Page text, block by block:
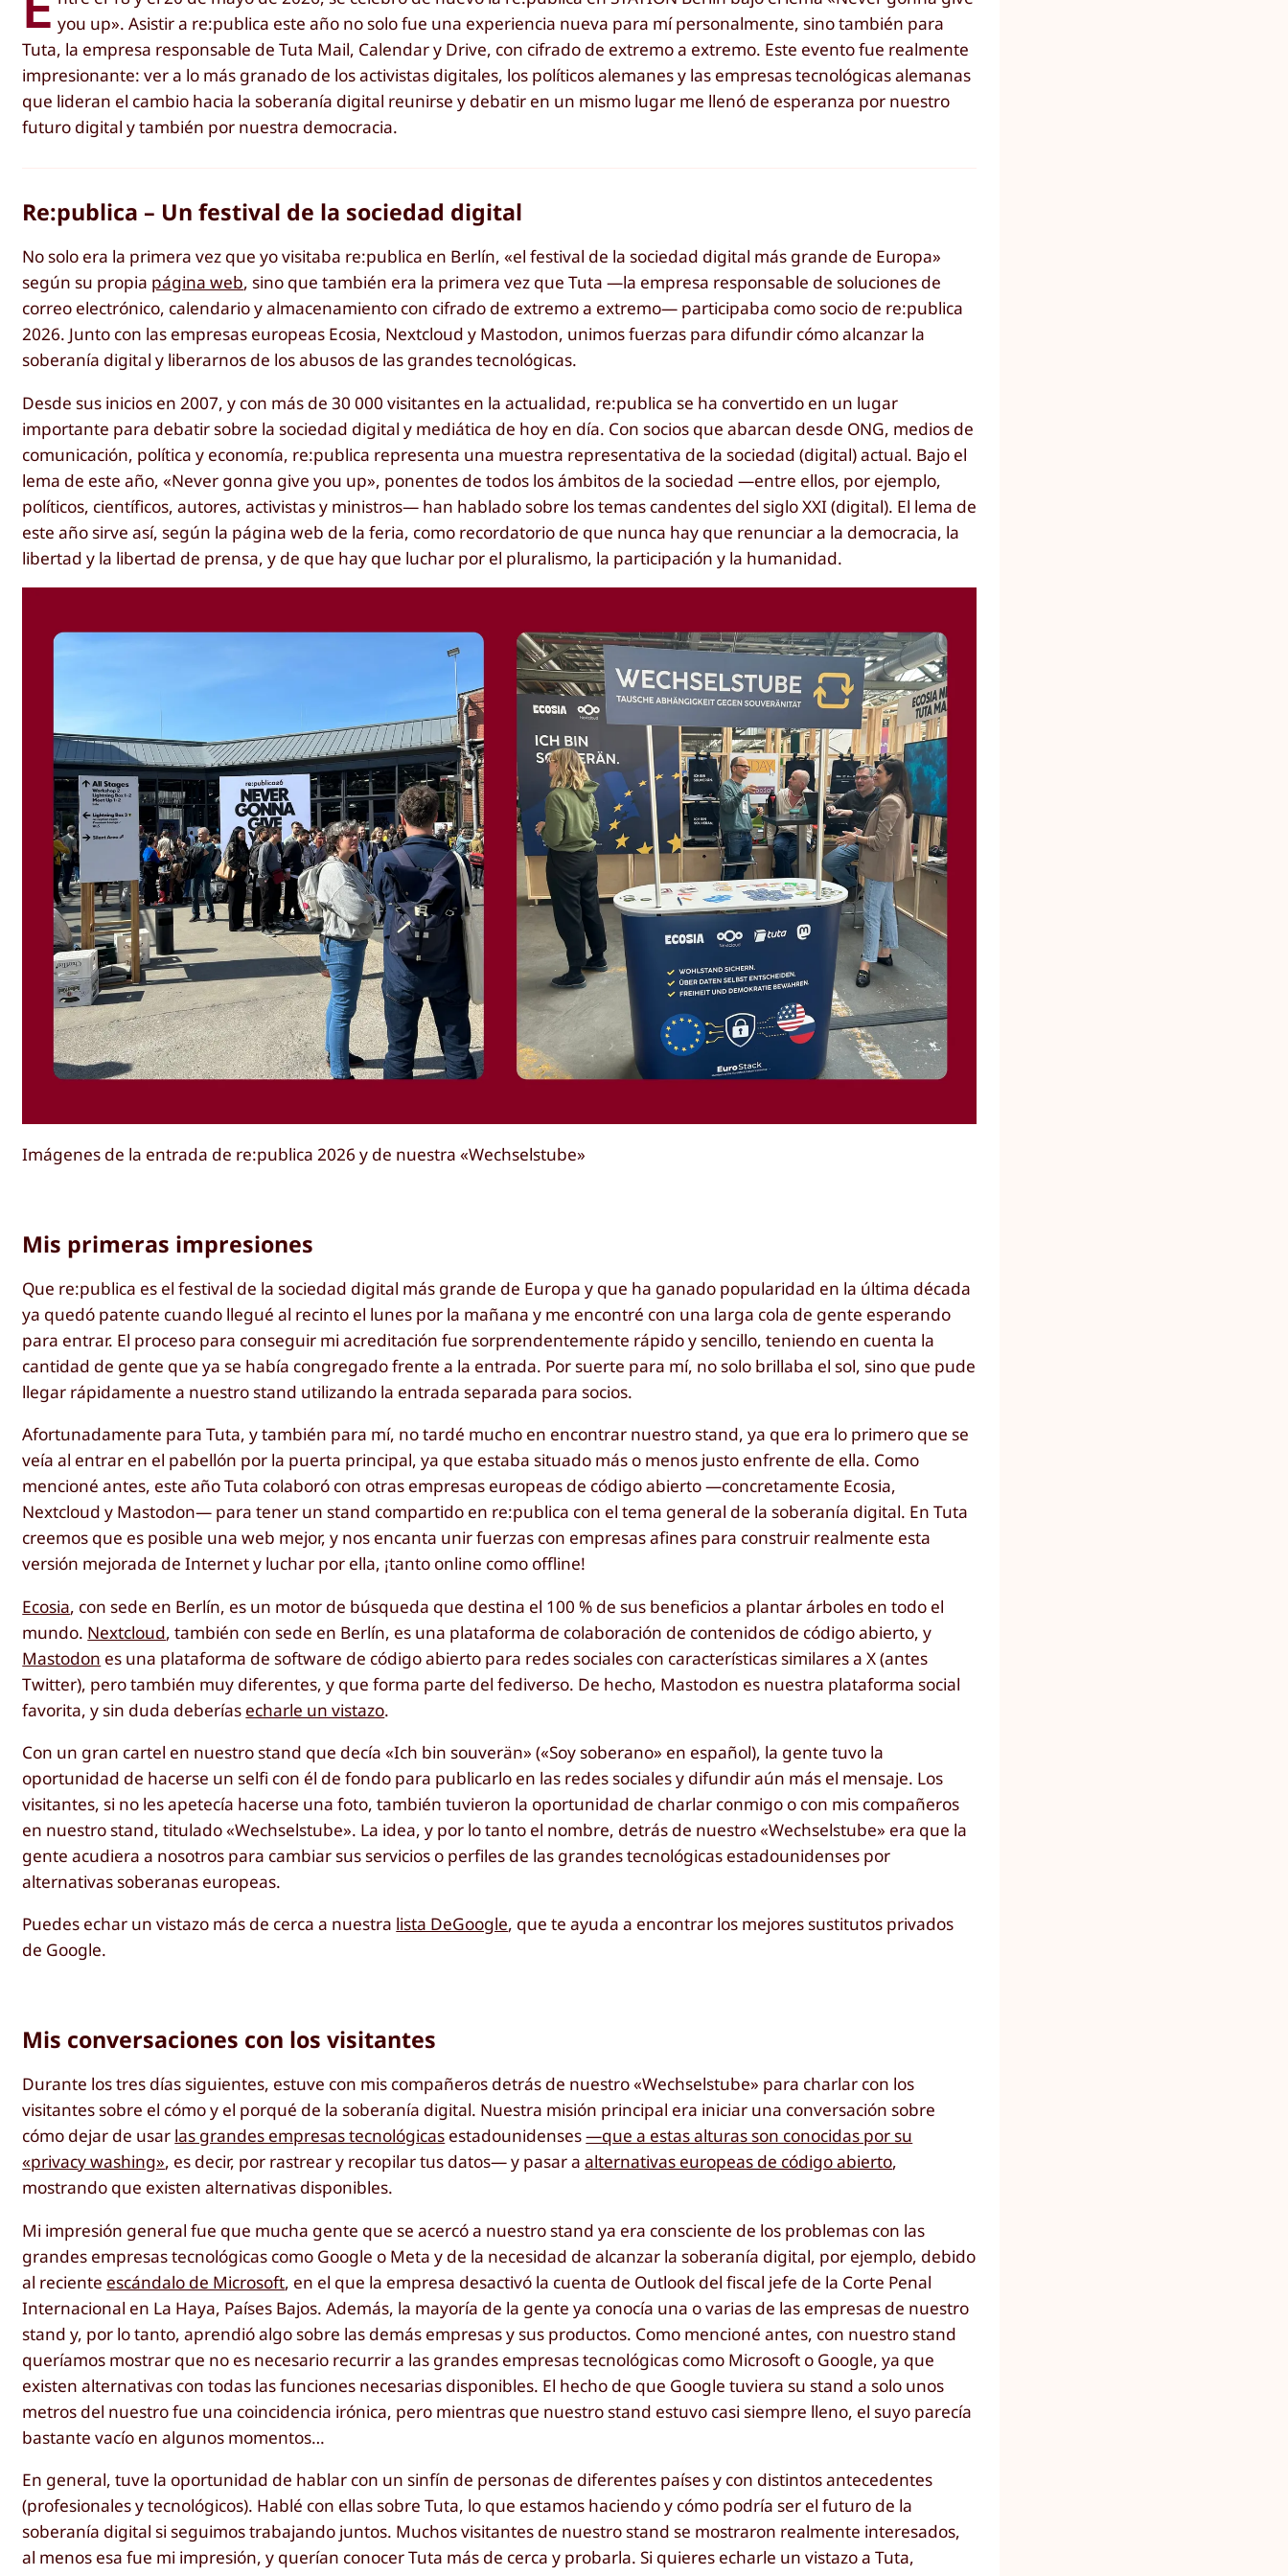
you up». Asistir a re:publica este año no solo fue una experiencia nueva para mí personalmente, sino también para
Tuta, la empresa responsable de Tuta Mail, Calendar y Drive, con cifrado de extremo a extremo. Este evento fue realmente
impresionante: ver a lo más granado de los activistas digitales, los políticos alemanes y las empresas tecnológicas alemanas
que lideran el cambio hacia la soberanía digital reunirse y debatir en un mismo lugar me llenó de esperanza por nuestro
futuro digital y también por nuestra democracia.
Re:publica – Un festival de la sociedad digital
No solo era la primera vez que yo visitaba re:publica en Berlín, «el festival de la sociedad digital más grande de Europa»
según su propia página web, sino que también era la primera vez que Tuta —la empresa responsable de soluciones de
correo electrónico, calendario y almacenamiento con cifrado de extremo a extremo— participaba como socio de re:publica
2026. Junto con las empresas europeas Ecosia, Nextcloud y Mastodon, unimos fuerzas para difundir cómo alcanzar la
soberanía digital y liberarnos de los abusos de las grandes tecnológicas.
Desde sus inicios en 2007, y con más de 30 000 visitantes en la actualidad, re:publica se ha convertido en un lugar
importante para debatir sobre la sociedad digital y mediática de hoy en día. Con socios que abarcan desde ONG, medios de
comunicación, política y economía, re:publica representa una muestra representativa de la sociedad (digital) actual. Bajo el
lema de este año, «Never gonna give you up», ponentes de todos los ámbitos de la sociedad —entre ellos, por ejemplo,
políticos, científicos, autores, activistas y ministros— han hablado sobre los temas candentes del siglo XXI (digital). El lema de
este año sirve así, según la página web de la feria, como recordatorio de que nunca hay que renunciar a la democracia, la
libertad y la libertad de prensa, y de que hay que luchar por el pluralismo, la participación y la humanidad.
Imágenes de la entrada de re:publica 2026 y de nuestra «Wechselstube»
Mis primeras impresiones
Que re:publica es el festival de la sociedad digital más grande de Europa y que ha ganado popularidad en la última década
ya quedó patente cuando llegué al recinto el lunes por la mañana y me encontré con una larga cola de gente esperando
para entrar. El proceso para conseguir mi acreditación fue sorprendentemente rápido y sencillo, teniendo en cuenta la
cantidad de gente que ya se había congregado frente a la entrada. Por suerte para mí, no solo brillaba el sol, sino que pude
llegar rápidamente a nuestro stand utilizando la entrada separada para socios.
Afortunadamente para Tuta, y también para mí, no tardé mucho en encontrar nuestro stand, ya que era lo primero que se
veía al entrar en el pabellón por la puerta principal, ya que estaba situado más o menos justo enfrente de ella. Como
mencioné antes, este año Tuta colaboró con otras empresas europeas de código abierto —concretamente Ecosia,
Nextcloud y Mastodon— para tener un stand compartido en re:publica con el tema general de la soberanía digital. En Tuta
creemos que es posible una web mejor, y nos encanta unir fuerzas con empresas afines para construir realmente esta
versión mejorada de Internet y luchar por ella, ¡tanto online como offline!
Ecosia, con sede en Berlín, es un motor de búsqueda que destina el 100 % de sus beneficios a plantar árboles en todo el
mundo. Nextcloud, también con sede en Berlín, es una plataforma de colaboración de contenidos de código abierto, y
Mastodon es una plataforma de software de código abierto para redes sociales con características similares a X (antes
Twitter), pero también muy diferentes, y que forma parte del fediverso. De hecho, Mastodon es nuestra plataforma social
favorita, y sin duda deberías echarle un vistazo.
Con un gran cartel en nuestro stand que decía «Ich bin souverän» («Soy soberano» en español), la gente tuvo la
oportunidad de hacerse un selfi con él de fondo para publicarlo en las redes sociales y difundir aún más el mensaje. Los
visitantes, si no les apetecía hacerse una foto, también tuvieron la oportunidad de charlar conmigo o con mis compañeros
en nuestro stand, titulado «Wechselstube». La idea, y por lo tanto el nombre, detrás de nuestro «Wechselstube» era que la
gente acudiera a nosotros para cambiar sus servicios o perfiles de las grandes tecnológicas estadounidenses por
alternativas soberanas europeas.
Puedes echar un vistazo más de cerca a nuestra lista DeGoogle, que te ayuda a encontrar los mejores sustitutos privados
de Google.
Mis conversaciones con los visitantes
Durante los tres días siguientes, estuve con mis compañeros detrás de nuestro «Wechselstube» para charlar con los
visitantes sobre el cómo y el porqué de la soberanía digital. Nuestra misión principal era iniciar una conversación sobre
cómo dejar de usar las grandes empresas tecnológicas estadounidenses—que a estas alturas son conocidas por su
«privacy washing», es decir, por rastrear y recopilar tus datos— y pasar aalternativas europeas de código abierto,
mostrando que existen alternativas disponibles.
Mi impresión general fue que mucha gente que se acercó a nuestro stand ya era consciente de los problemas con las
grandes empresas tecnológicas como Google o Meta y de la necesidad de alcanzar la soberanía digital, por ejemplo, debido
al reciente escándalo de Microsoft, en el que la empresa desactivó la cuenta de Outlook del fiscal jefe de la Corte Penal
Internacional en La Haya, Países Bajos. Además, la mayoría de la gente ya conocía una o varias de las empresas de nuestro
stand y, por lo tanto, aprendió algo sobre las demás empresas y sus productos. Como mencioné antes, con nuestro stand
queríamos mostrar que no es necesario recurrir a las grandes empresas tecnológicas como Microsoft o Google, ya que
existen alternativas con todas las funciones necesarias disponibles. El hecho de que Google tuviera su stand a solo unos
metros del nuestro fue una coincidencia irónica, pero mientras que nuestro stand estuvo casi siempre lleno, el suyo parecía
bastante vacío en algunos momentos…
En general, tuve la oportunidad de hablar con un sinfín de personas de diferentes países y con distintos antecedentes
(profesionales y tecnológicos). Hablé con ellas sobre Tuta, lo que estamos haciendo y cómo podría ser el futuro de la
soberanía digital si seguimos trabajando juntos. Muchos visitantes de nuestro stand se mostraron realmente interesados,
al menos esa fue mi impresión, y querían conocer Tuta más de cerca y probarla. Si quieres echarle un vistazo a Tuta,